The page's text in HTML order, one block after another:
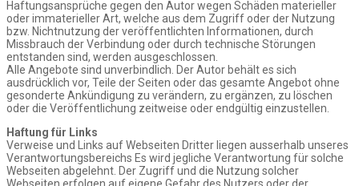
Haftungsansprüche gegen den Autor wegen Schäden materieller
oder immaterieller Art, welche aus dem Zugriff oder der Nutzung
bzw. Nichtnutzung der veröffentlichten Informationen, durch
Missbrauch der Verbindung oder durch technische Störungen
entstanden sind, werden ausgeschlossen.
Alle Angebote sind unverbindlich. Der Autor behält es sich
ausdrücklich vor, Teile der Seiten oder das gesamte Angebot ohne
gesonderte Ankündigung zu verändern, zu ergänzen, zu löschen
oder die Veröffentlichung zeitweise oder endgültig einzustellen.
Haftung für Links
Verweise und Links auf Webseiten Dritter liegen ausserhalb unseres
Verantwortungsbereichs Es wird jegliche Verantwortung für solche
Webseiten abgelehnt. Der Zugriff und die Nutzung solcher
Webseiten erfolgen auf eigene Gefahr des Nutzers oder der